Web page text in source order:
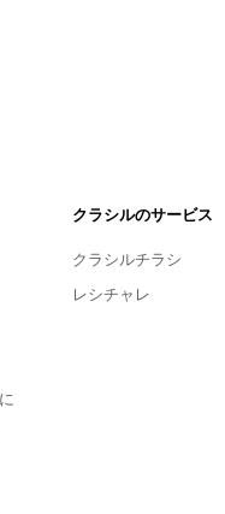
クラシルのサービス
クラシルチラシ
レシチャレ